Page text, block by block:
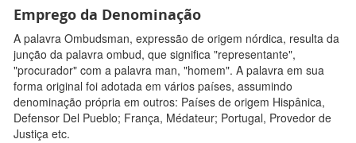
Emprego da Denominação
A palavra Ombudsman, expressão de origem nórdica, resulta da
junção da palavra ombud, que significa "representante",
"procurador" com a palavra man, "homem". A palavra em sua
forma original foi adotada em vários países, assumindo
denominação própria em outros: Países de origem Hispânica,
Defensor Del Pueblo; França, Médateur; Portugal, Provedor de
Justiça etc.